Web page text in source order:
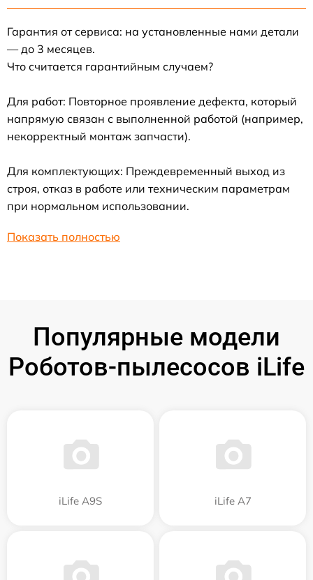
Гарантия от сервиса: на установленные нами детали
— до 3 месяцев.
Что считается гарантийным случаем?
Для работ: Повторное проявление дефекта, который
напрямую связан с выполненной работой (например,
некорректный монтаж запчасти).
Для комплектующих: Преждевременный выход из
строя, отказ в работе или техническим параметрам
при нормальном использовании.
Показать полностью
Популярные модели
Роботов-пылесосов iLife
iLife A9S iLife A7